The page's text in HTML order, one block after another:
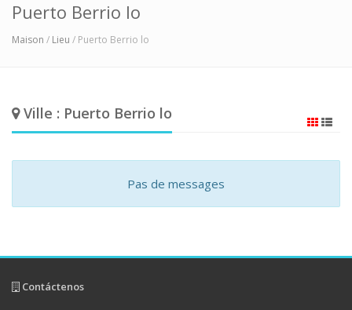
Puerto Berrio lo
Maison / Lieu / Puerto Berrio lo
Ville : Puerto Berrio lo
Pas de messages
Contáctenos